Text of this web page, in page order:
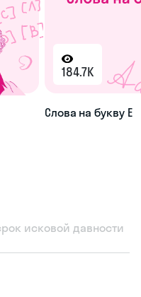
184.7K
Слова на букву Е
исковой давности